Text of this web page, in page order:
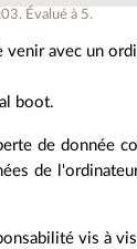
. Évalué à 5.
venir avec un
boot.
de donnée
de
vis à